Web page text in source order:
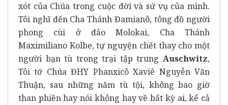
xót của Chúa trong cuộc đời và sứ vụ của mình.
Tôi nghĩ đến Cha Thánh Đamianô, tông đồ người
phong cùi ở đảo Molokai, Cha Thánh
Maximiliano Kolbe, tự nguyện chết thay cho một
người bạn tù trong trại tập trung Auschwitz,
Tôi tớ Chúa ĐHY Phanxicô Xaviê Nguyễn Văn
Thuận, sau những năm tù tội, không bao giờ
than phiền hay nói không hay về bất kỳ ai, kể cả